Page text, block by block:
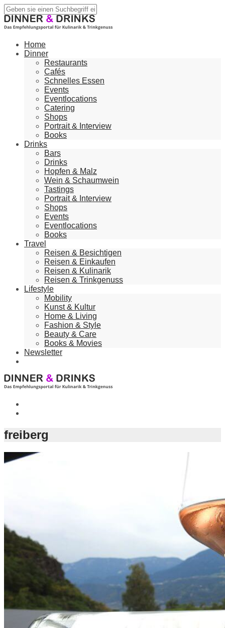
Home
Dinner
Restaurants
Cafés
Schnelles Essen
Events
Eventlocations
Catering
Shops
Portrait & Interview
Books
Drinks
Bars
Drinks
Hopfen & Malz
Wein & Schaumwein
Tastings
Portrait & Interview
Shops
Events
Eventlocations
Books
Travel
Reisen & Besichtigen
Reisen & Einkaufen
Reisen & Kulinarik
Reisen & Trinkgenuss
Lifestyle
Mobility
Kunst & Kultur
Home & Living
Fashion & Style
Beauty & Care
Books & Movies
Newsletter
freiberg